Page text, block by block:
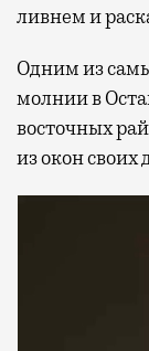
ливнем и
Одним из
молнии в
восточных
из окон своих